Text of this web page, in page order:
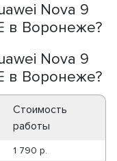
Nova 9
в Воронеже?
Nova 9
в Воронеже?
Стоимость
работы
1 790 р.